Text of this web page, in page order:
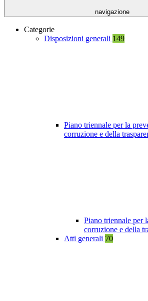
navigazione
Categorie
Disposizioni generali 149
Piano triennale per la
corruzione e della
Piano triennale per
corruzione e della
Atti generali 70